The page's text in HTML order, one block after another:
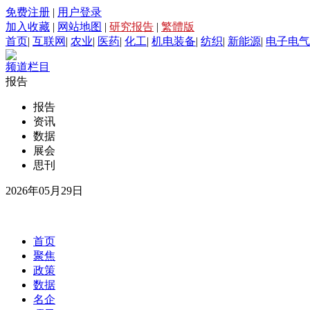
免费注册 | 用户登录
加入收藏 | 网站地图 | 研究报告 | 繁體版
首页| 互联网 | 农业| 医药| 化工| 机电装备| 纺织| 新能源| 电子电气
频道栏目
报告
报告
资讯
数据
展会
思刊
2026年05月29日
首页
聚焦
政策
数据
名企